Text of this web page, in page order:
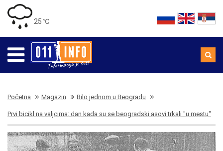
25 ℃
Početna Magazin Bilo jednom u Beogradu
Prvi bicikl na valjcima: dan kada su se beogradski asovi trkali "u mestu"